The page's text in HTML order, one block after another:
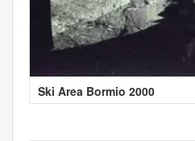
Ski Area Bormio 2000